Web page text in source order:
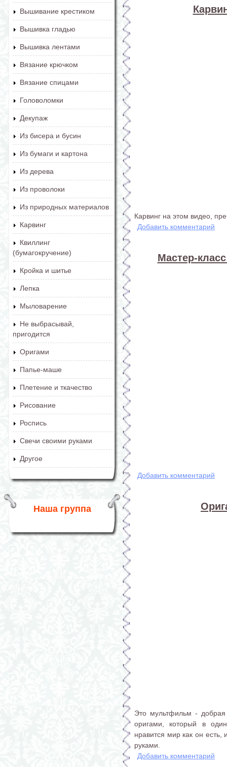
Вышивание крестиком
Вышивка гладью
Вышивка лентами
Вязание крючком
Вязание спицами
Головоломки
Декупаж
Из бисера и бусин
Из бумаги и картона
Из дерева
Из проволоки
Из природных материалов
Карвинг
Квиллинг
(бумагокручение)
Кройка и шитье
Лепка
Мыловарение
Не выбрасывай,
пригодится
Оригами
Папье-маше
Плетение и ткачество
Рисование
Роспись
Свечи своими руками
Другое
Наша группа
Карвинг на этом видео,
Добавить комментарий
Мастер-
Добавить комментарий
Это мультфильм -
оригами, который в
нравится мир как он
руками.
Добавить комментарий